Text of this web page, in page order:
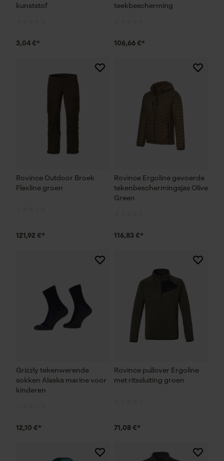
kunststof
3,04 €*
teekbescherming
106,66 €*
Rovince Outdoor Broek
Flexline groen
121,92 €*
Rovince Ergoline gevoerde
tekenbeschermingsjas Olive
Green
116,83 €*
Grizzly tekenwerende
sokken Alaska marine voor
kinderen
12,10 €*
Rovince pullover Ergoline
met ritssluiting groen
71,08 €*